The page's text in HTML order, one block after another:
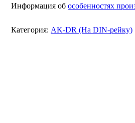
Информация об особенностях
Категория: AK-DR (На DIN-рейку)